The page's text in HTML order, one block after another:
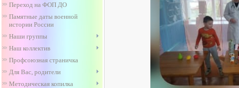
Переход на ФОП ДО
Памятные даты военной
истории России
Наши группы
Наш коллектив
Профсоюзная страничка
Для Вас, родители
Методическая копилка